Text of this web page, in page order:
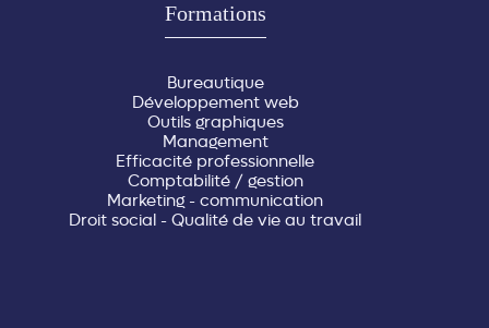
Formations
Bureautique
Développement web
Outils graphiques
Management
Efficacité professionnelle
Comptabilité / gestion
Marketing - communication
Droit social - Qualité de vie au travail